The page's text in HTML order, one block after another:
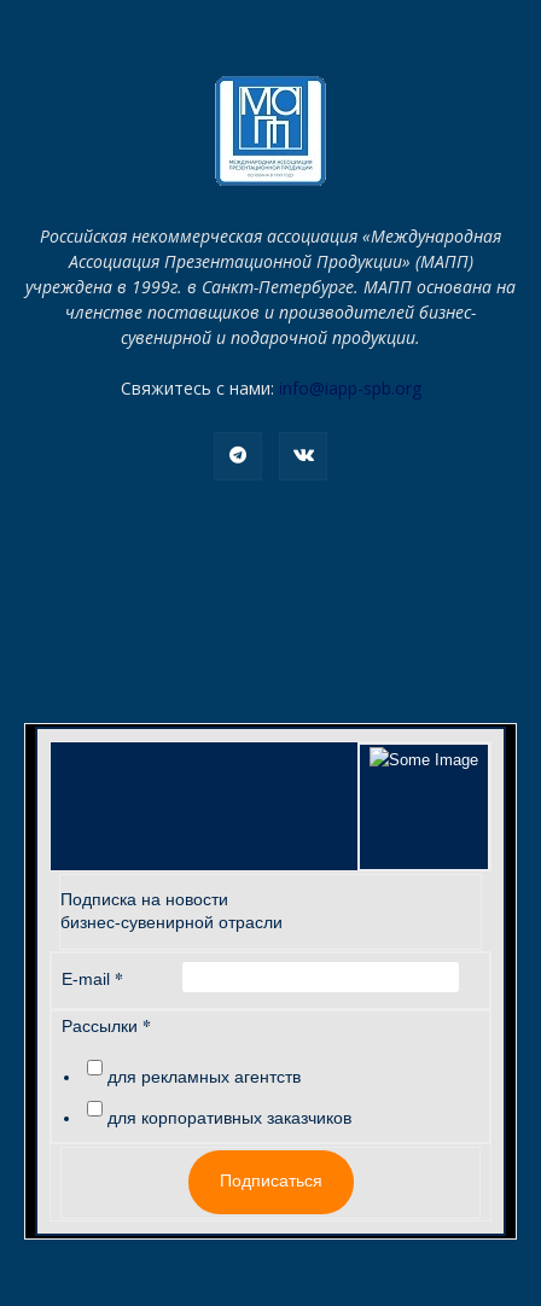
Российская некоммерческая ассоциация «Международная
Ассоциация Презентационной Продукции» (МАПП)
учреждена в 1999г. в Санкт-Петербурге. МАПП основана на
членстве поставщиков и производителей бизнес-
сувенирной и подарочной продукции.
Свяжитесь с нами: info@iapp-spb.org
Подписка на новости
бизнес-сувенирной отрасли
E-mail *
Рассылки *
для рекламных агентств
для корпоративных заказчиков
Подписаться